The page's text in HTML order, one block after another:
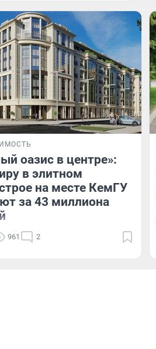
оазис в центре»:
в элитном
на месте КемГУ
за 43 миллиона
961 2